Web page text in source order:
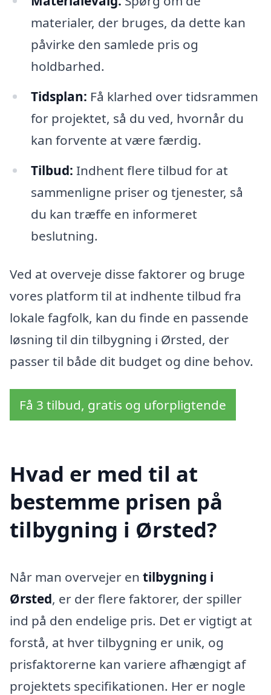
materialer, der bruges, da dette kan
påvirke den samlede pris og
holdbarhed.
Tidsplan: Få klarhed over tidsrammen
for projektet, så du ved, hvornår du
kan forvente at være færdig.
Tilbud: Indhent flere tilbud for at
sammenligne priser og tjenester, så
du kan træffe en informeret
beslutning.
Ved at overveje disse faktorer og bruge
vores platform til at indhente tilbud fra
lokale fagfolk, kan du finde en passende
løsning til din tilbygning i Ørsted, der
passer til både dit budget og dine behov.
Få 3 tilbud, gratis og uforpligtende
Hvad er med til at
bestemme prisen på
tilbygning i Ørsted?
Når man overvejer en tilbygning i
Ørsted, er der flere faktorer, der spiller
ind på den endelige pris. Det er vigtigt at
forstå, at hver tilbygning er unik, og
prisfaktorerne kan variere afhængigt af
projektets specifikationen. Her er nogle